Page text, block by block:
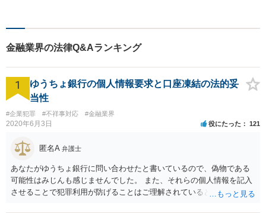
能】
金融業界の法律Q&Aランキング
1
ゆうちょ銀行の個人情報要求と口座凍結の法的妥
当性
#企業犯罪 #不祥事対応 #金融業界
2020年6月3日 役にたった 121
匿名A 弁護士
あなたがゆうちょ銀行に問い合わせたと書いているので、偽物である
可能性はみじんも感じませんでした。 また、それらの個人情報を記入
させることで犯罪利用が防げることはご理解されているとおりです。